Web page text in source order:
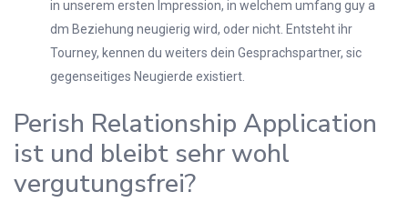
in unserem ersten Impression, in welchem umfang guy a
dm Beziehung neugierig wird, oder nicht. Entsteht ihr
Tourney, kennen du weiters dein Gesprachspartner, sic
gegenseitiges Neugierde existiert.
Perish Relationship Application
ist und bleibt sehr wohl
vergutungsfrei?